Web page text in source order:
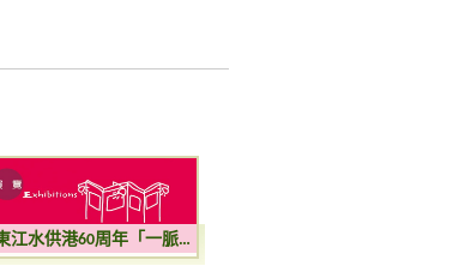
東江水供港60周年「一脈相連 飲水思源」巡迴展覽